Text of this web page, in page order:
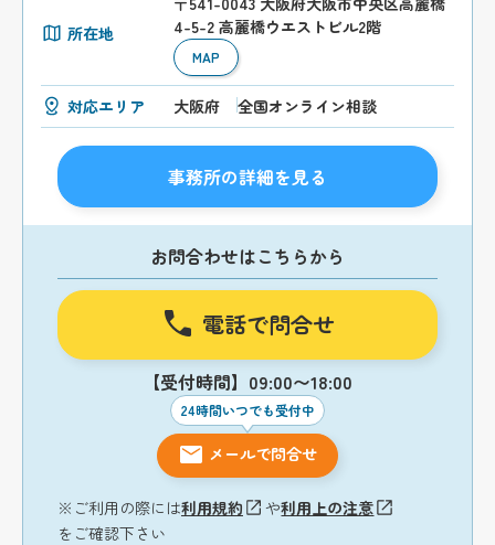
所在地
4-5-2 高麗橋ウエストビル2階
MAP
対応エリア 大阪府 全国オンライン相談
事務所の詳細を見る
お問合わせはこちらから
電話で問合せ
【受付時間】09:00〜18:00
24時間いつでも受付中
メールで問合せ
※ご利用の際には利用規約 や利用上の注意
をご確認下さい